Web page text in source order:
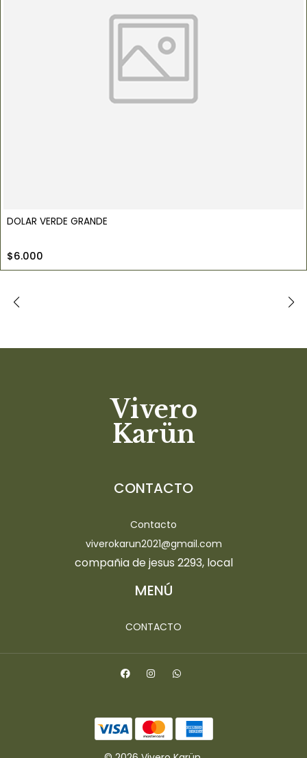
DOLAR VERDE GRANDE
$6.000
Vivero
Karün
CONTACTO
Contacto
viverokarun2021@gmail.com
compañia de jesus 2293, local
MENÚ
CONTACTO